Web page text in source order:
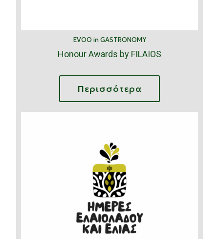
EVOO in GASTRONOMY
Honour Awards by FILAIOS
Περισσότερα